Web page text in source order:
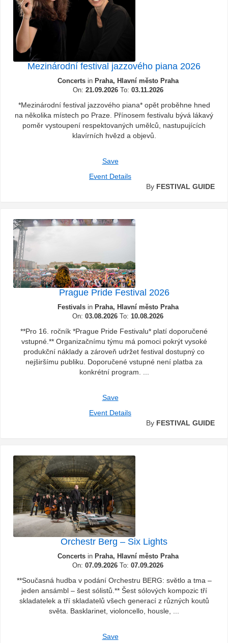
Mezinárodní festival jazzového piana 2026
Concertsin Praha, Hlavní město Praha
On: 21.09.2026To: 03.11.2026
*Mezinárodní festival jazzového piana* opět proběhne hned
na několika místech po Praze. Přínosem festivalu bývá lákavý
poměr vystoupení respektovaných umělců, nastupujících
klavírních hvězd a objevů.
Save
Event Details
By FESTIVAL GUIDE
Prague Pride Festival 2026
Festivalsin Praha, Hlavní město Praha
On: 03.08.2026 To: 10.08.2026
**Pro 16. ročník *Prague Pride Festivalu* platí doporučené
vstupné.** Organizačnímu týmu má pomoci pokrýt vysoké
produkční náklady a zároveň udržet festival dostupný co
nejširšímu publiku. Doporučené vstupné není platba za
konkrétní program. ...
Save
Event Details
By FESTIVAL GUIDE
Orchestr Berg – Six Lights
Concertsin Praha, Hlavní město Praha
On: 07.09.2026 To: 07.09.2026
**Současná hudba v podání Orchestru BERG: světlo a tma –
jeden ansámbl – šest sólistů.** Šest sólových kompozic tří
skladatelek a tří skladatelů všech generací z různých koutů
světa. Basklarinet, violoncello, housle, ...
Save